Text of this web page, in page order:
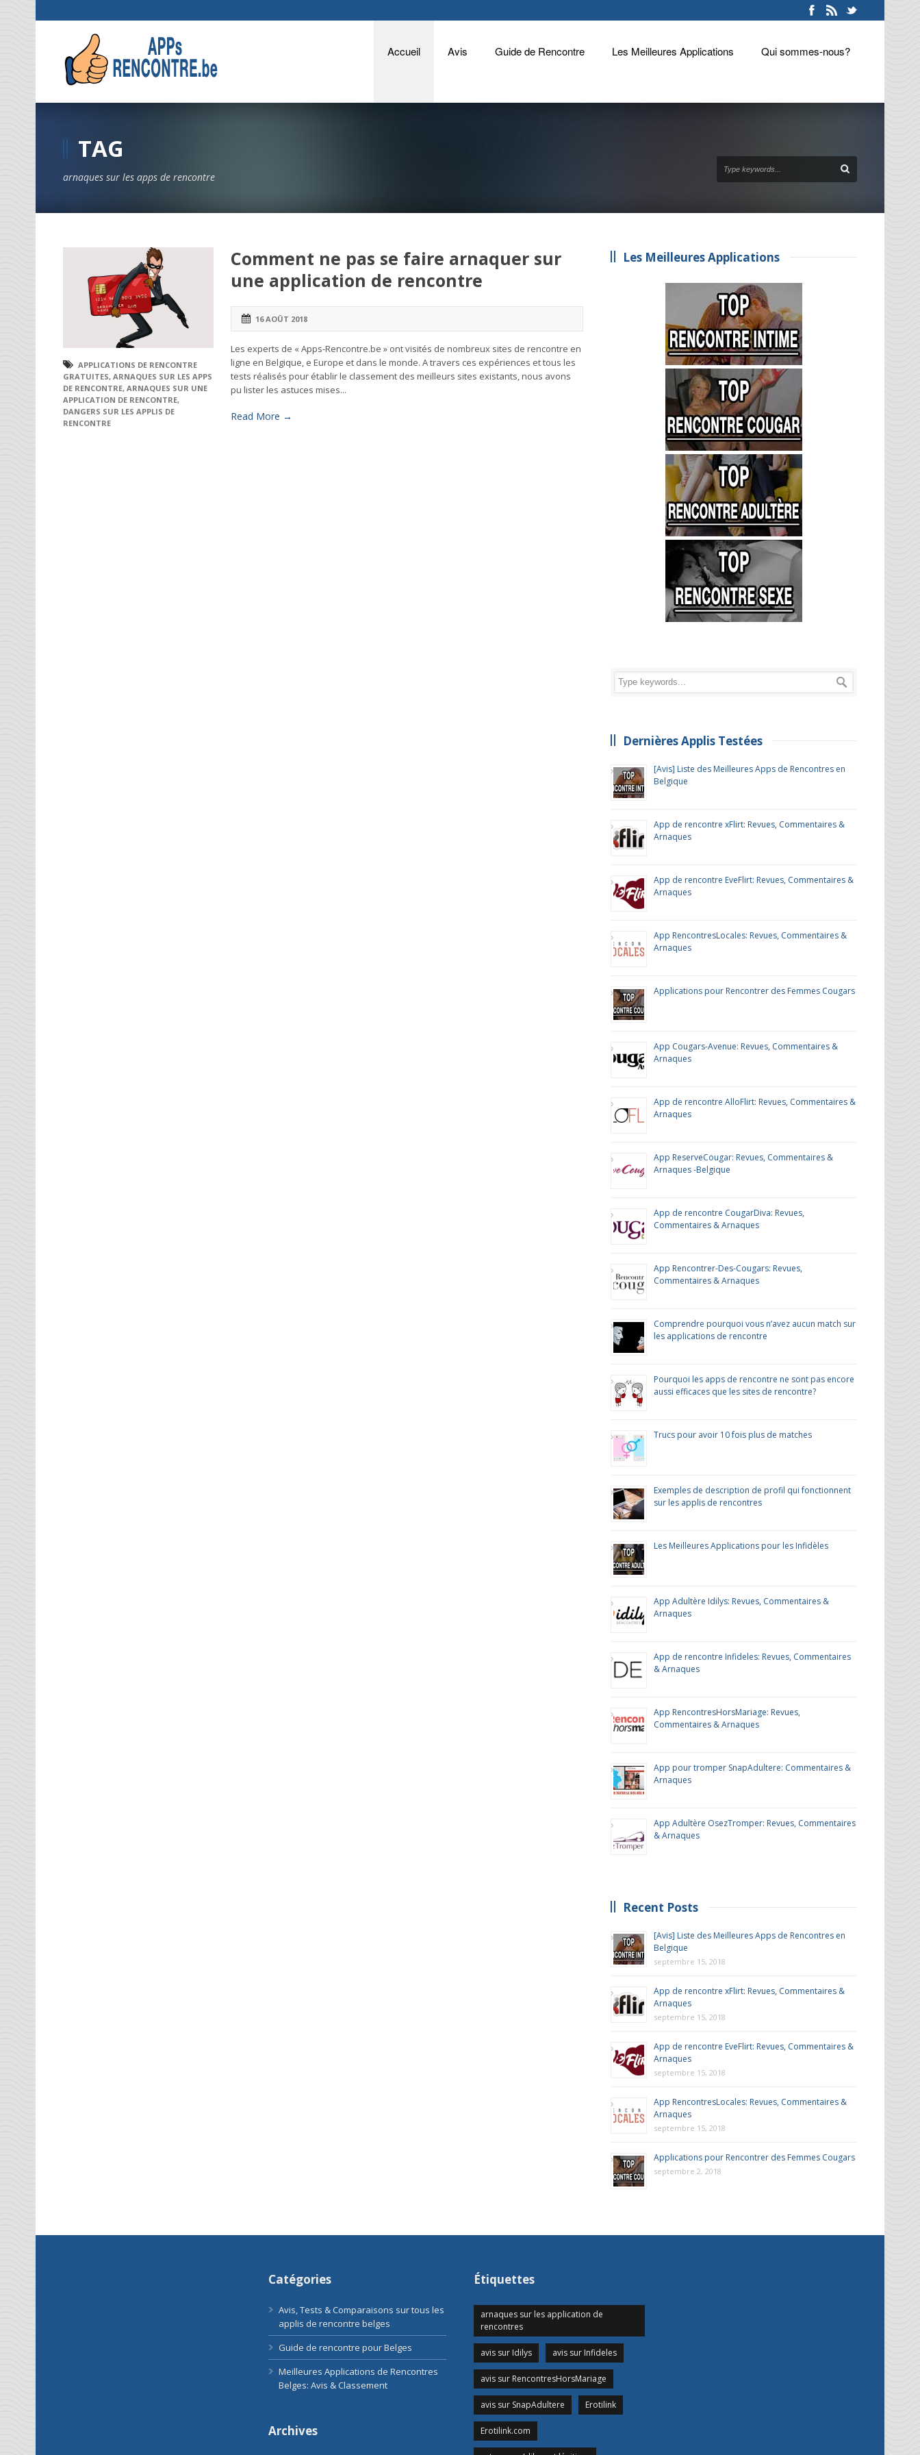
Accueil Avis Guide de Rencontre Les Meilleures Applications Qui sommes-nous?
TAG
arnaques sur les apps de rencontre
APPLICATIONS DE RENCONTRE
GRATUITES, ARNAQUES SUR LES APPS
DE RENCONTRE, ARNAQUES SUR UNE
APPLICATION DE RENCONTRE,
DANGERS SUR LES APPLIS DE
RENCONTRE
Comment ne pas se faire arnaquer sur
une application de rencontre
16 AOÛT 2018
Les experts de « Apps-Rencontre.be » ont visités de nombreux sites de rencontre en
ligne en Belgique, e Europe et dans le monde. A travers ces expériences et tous les
tests réalisés pour établir le classement des meilleurs sites existants, nous avons
pu lister les astuces mises...
Read More →
Les Meilleures Applications
Dernières Applis Testées
[Avis] Liste des Meilleures Apps de Rencontres en
Belgique
App de rencontre xFlirt: Revues, Commentaires &
Arnaques
App de rencontre EveFlirt: Revues, Commentaires &
Arnaques
App RencontresLocales: Revues, Commentaires &
Arnaques
Applications pour Rencontrer des Femmes Cougars
App Cougars-Avenue: Revues, Commentaires &
Arnaques
App de rencontre AlloFlirt: Revues, Commentaires &
Arnaques
App ReserveCougar: Revues, Commentaires &
Arnaques -Belgique
App de rencontre CougarDiva: Revues,
Commentaires & Arnaques
App Rencontrer-Des-Cougars: Revues,
Commentaires & Arnaques
Comprendre pourquoi vous n’avez aucun match sur
les applications de rencontre
Pourquoi les apps de rencontre ne sont pas encore
aussi efficaces que les sites de rencontre?
Trucs pour avoir 10 fois plus de matches
Exemples de description de profil qui fonctionnent
sur les applis de rencontres
Les Meilleures Applications pour les Infidèles
App Adultère Idilys: Revues, Commentaires &
Arnaques
App de rencontre Infideles: Revues, Commentaires
& Arnaques
App RencontresHorsMariage: Revues,
Commentaires & Arnaques
App pour tromper SnapAdultere: Commentaires &
Arnaques
App Adultère OsezTromper: Revues, Commentaires
& Arnaques
Recent Posts
[Avis] Liste des Meilleures Apps de Rencontres en
Belgique
septembre 15, 2018
App de rencontre xFlirt: Revues, Commentaires &
Arnaques
septembre 15, 2018
App de rencontre EveFlirt: Revues, Commentaires &
Arnaques
septembre 15, 2018
App RencontresLocales: Revues, Commentaires &
Arnaques
septembre 15, 2018
Applications pour Rencontrer des Femmes Cougars
septembre 2, 2018
Catégories
Avis, Tests & Comparaisons sur tous les
applis de rencontre belges
Guide de rencontre pour Belges
Meilleures Applications de Rencontres
Belges: Avis & Classement
Archives
Étiquettes
arnaques sur les application de
rencontres
avis sur Idilys avis sur Infideles
avis sur RencontresHorsMariage
avis sur SnapAdultere Erotilink
Erotilink.com